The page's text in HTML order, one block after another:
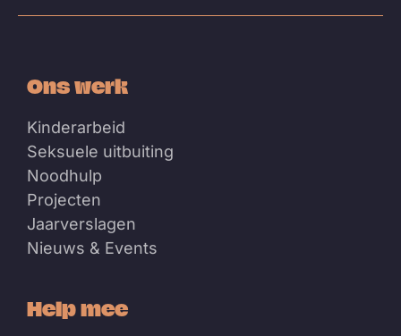
Ons werk
Kinderarbeid
Seksuele uitbuiting
Noodhulp
Projecten
Jaarverslagen
Nieuws & Events
Help mee